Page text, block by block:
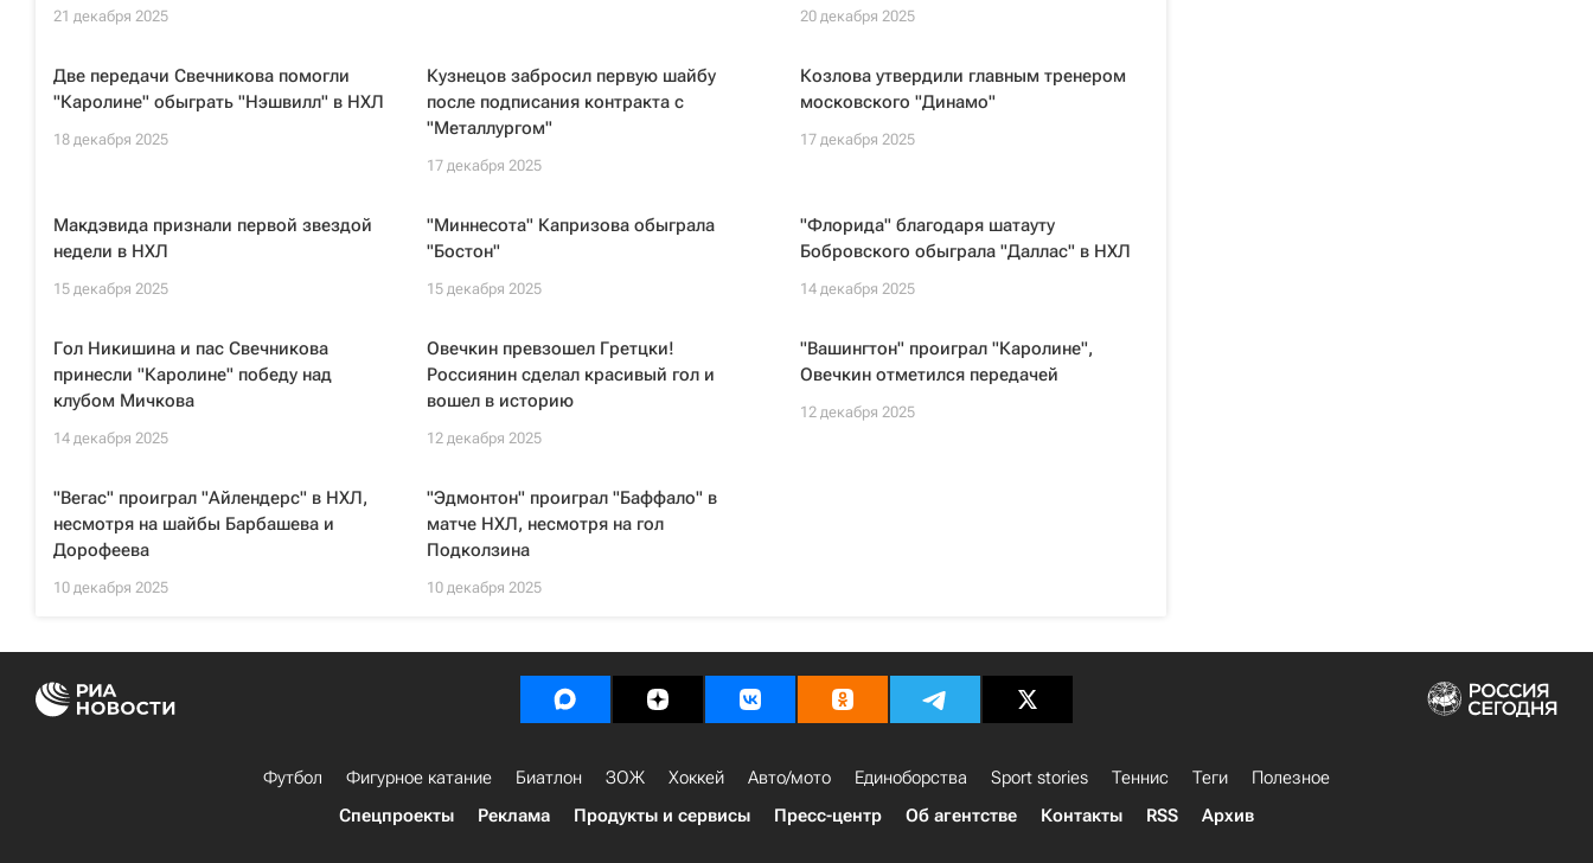
21 декабря 2025 20 декабря 2025
Две передачи Свечникова помогли
"Каролине" обыграть "Нэшвилл" в НХЛ
18 декабря 2025
Кузнецов забросил первую шайбу
после подписания контракта с
"Металлургом"
17 декабря 2025
Козлова утвердили главным тренером
московского "Динамо"
17 декабря 2025
Макдэвида признали первой звездой
недели в НХЛ
15 декабря 2025
"Миннесота" Капризова обыграла
"Бостон"
15 декабря 2025
"Флорида" благодаря шатауту
Бобровского обыграла "Даллас" в НХЛ
14 декабря 2025
Гол Никишина и пас Свечникова
принесли "Каролине" победу над
клубом Мичкова
14 декабря 2025
Овечкин превзошел Гретцки!
Россиянин сделал красивый гол и
вошел в историю
12 декабря 2025
"Вашингтон" проиграл "Каролине",
Овечкин отметился передачей
12 декабря 2025
"Вегас" проиграл "Айлендерс" в НХЛ,
несмотря на шайбы Барбашева и
Дорофеева
10 декабря 2025
"Эдмонтон" проиграл "Баффало" в
матче НХЛ, несмотря на гол
Подколзина
10 декабря 2025
Футбол Фигурное катание Биатлон ЗОЖ Хоккей Авто/мото Единоборства Sport stories Теннис Теги
Полезное
Спецпроекты
Реклама Продукты и сервисы Пресс-центр Об агентстве Контакты RSS Архив